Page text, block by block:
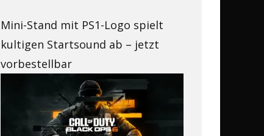
Mini-Stand mit PS1-Logo spielt
kultigen Startsound ab – jetzt
vorbestellbar